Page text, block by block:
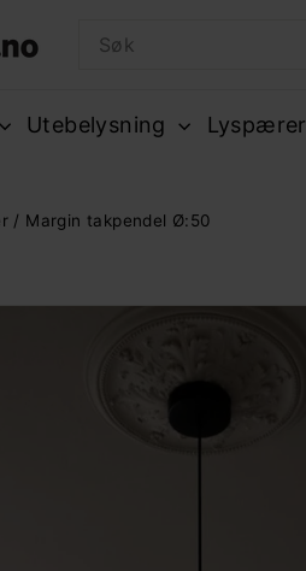
Search
Utebelysning Lyspærer
/ Margin takpendel Ø:50